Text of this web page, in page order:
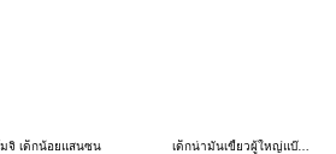
มจิ เด็กน้อยแสนซน เด็กน่ามันเขี้ยวผู้ใหญ่แบ๊วๆทักทายสุภาพ